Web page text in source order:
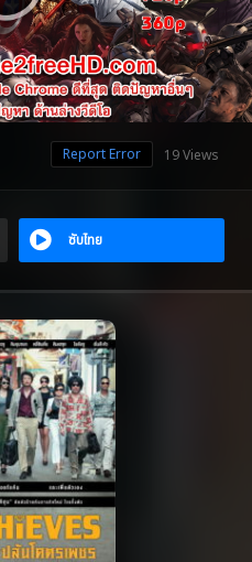
19 Views
Report Error
ซับไทย